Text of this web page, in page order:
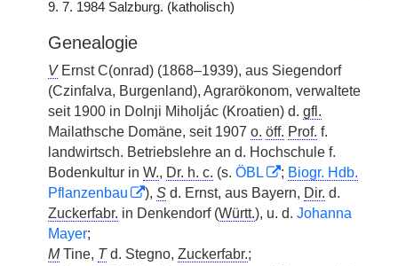
9. 7. 1984 Salzburg. (katholisch)
Genealogie
VErnst C(onrad) (1868–1939), aus Siegendorf
(Czinfalva, Burgenland), Agrarökonom, verwaltete
seit 1900 in Dolnji Miholjác (Kroatien) d. gfl.
Mailathsche Domäne, seit 1907 o. öff. Prof. f.
landwirtsch. Betriebslehre an d. Hochschule f.
Bodenkultur in W., Dr. h. c. (s. ÖBL ; Biogr. Hdb.
Pflanzenbau
), S d. Ernst, aus Bayern, Dir. d.
Zuckerfabr. in Denkendorf (Württ.), u. d. Johanna
Mayer;
MTine, Td. Stegno, Zuckerfabr.;